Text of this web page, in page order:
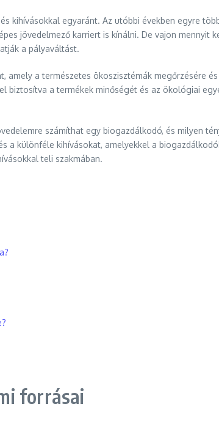
kihívásokkal egyaránt. Az utóbbi években egyre
jövedelmező karriert is kínálni. De vajon mennyit
a pályaváltást.
amely a természetes ökoszisztémák megőrzésére
biztosítva a termékek minőségét és az ökológiai
számíthat egy biogazdálkodó, és milyen
a különféle kihívásokat, amelyekkel a
teli szakmában.
forrásai